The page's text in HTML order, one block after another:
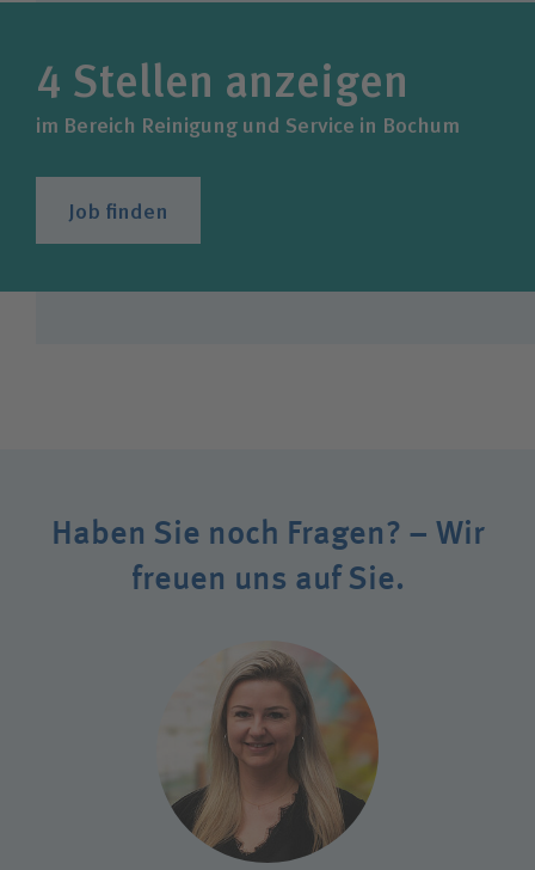
4 Stellen anzeigen
im Bereich Reinigung und Service in Bochum
Job finden
Haben Sie noch Fragen? – Wir
freuen uns auf Sie.